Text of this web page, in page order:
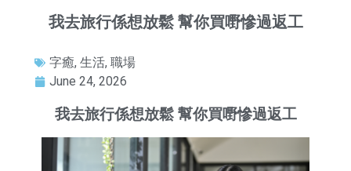
我去旅行係想放鬆 幫你買嘢慘過返工
字癒, 生活, 職場
June 24, 2026
我去旅行係想放鬆 幫你買嘢慘過返工